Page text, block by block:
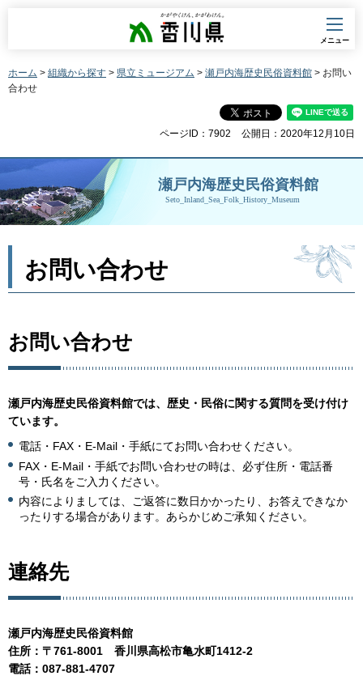
香川県
メニュー
ホーム > 組織から探す > 県立ミュージアム > 瀬戸内海歴史民俗資料館 > お問い
合わせ
ページID：7902 公開日：2020年12月10日
瀬戸内海歴史民俗資料館
Seto_Inland_Sea_Folk_History_Museum
お問い合わせ
お問い合わせ
瀬戸内海歴史民俗資料館では、歴史・民俗に関する質問を受け付け
ています。
電話・FAX・E-Mail・手紙にてお問い合わせください。
FAX・E-Mail・手紙でお問い合わせの時は、必ず住所・電話番
号・氏名をご入力ください。
内容によりましては、ご返答に数日かかったり、お答えできなか
ったりする場合があります。あらかじめご承知ください。
連絡先
瀬戸内海歴史民俗資料館
住所：〒761-8001
香川県高松市亀水町1412-2
電話：087-881-4707